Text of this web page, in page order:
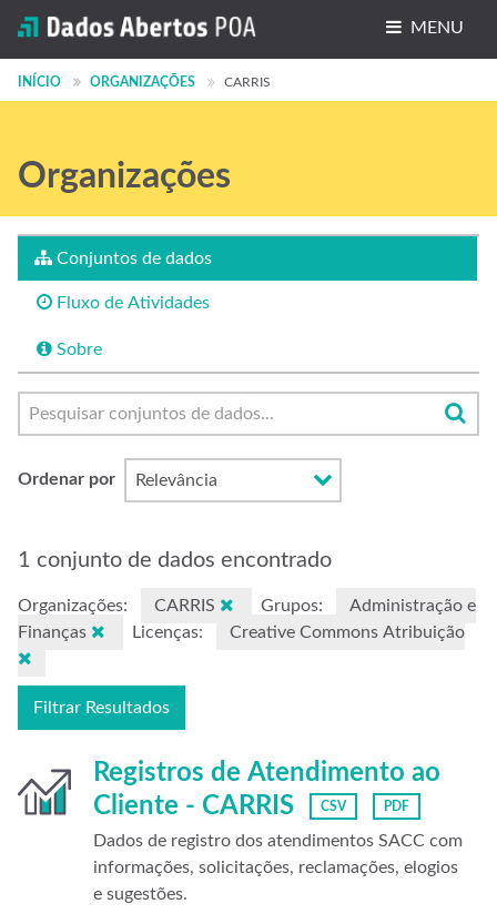
MENU
Conjuntos de dados
Grupos
INÍCIO ORGANIZAÇÕES CARRIS
Organizações
Conjuntos de dados
Fluxo de Atividades
Sobre
Ordenar por
1 conjunto de dados encontrado
Organizações: CARRIS Grupos:
Administração e
Finanças
Licenças: Creative Commons Atribuição
Filtrar Resultados
Registros de Atendimento ao
Cliente - CARRIS
CSV PDF
Dados de registro dos atendimentos SACC com
informações, solicitações, reclamações, elogios
e sugestões.